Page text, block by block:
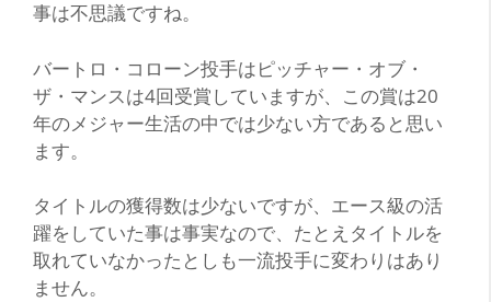
事は不思議ですね。
バートロ・コローン投手はピッチャー・オブ・
ザ・マンスは4回受賞していますが、この賞は20
年のメジャー生活の中では少ない方であると思い
ます。
タイトルの獲得数は少ないですが、エース級の活
躍をしていた事は事実なので、たとえタイトルを
取れていなかったとしも一流投手に変わりはあり
ません。